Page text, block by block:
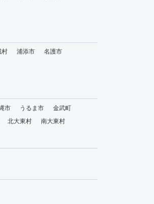
村 浦添市
名護市
市 うるま市
金武町
北大東村
南大東村